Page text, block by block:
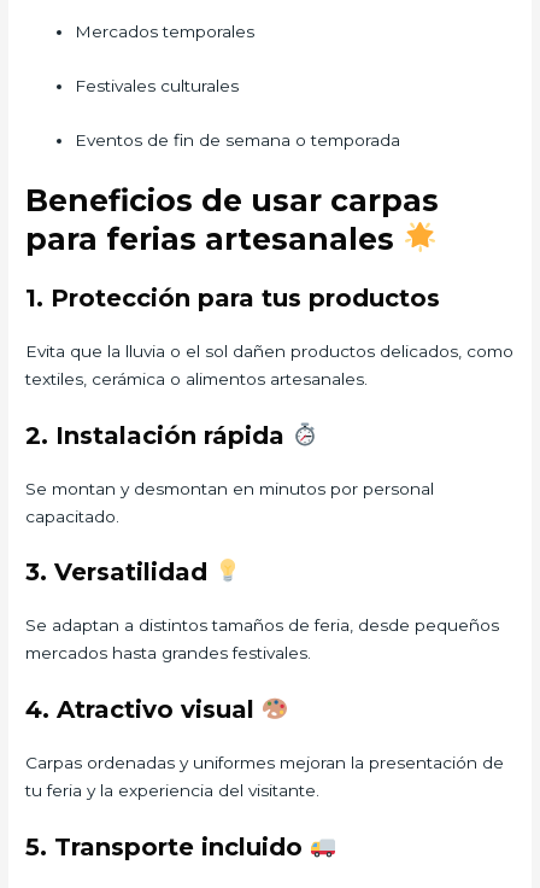
Mercados temporales
Festivales culturales
Eventos de fin de semana o temporada
Beneficios de usar carpas
para ferias artesanales
1. Protección para tus productos
Evita que la lluvia o el sol dañen productos delicados, como
textiles, cerámica o alimentos artesanales.
2. Instalación rápida
Se montan y desmontan en minutos por personal
capacitado.
3. Versatilidad
Se adaptan a distintos tamaños de feria, desde pequeños
mercados hasta grandes festivales.
4. Atractivo visual
Carpas ordenadas y uniformes mejoran la presentación de
tu feria y la experiencia del visitante.
5. Transporte incluido